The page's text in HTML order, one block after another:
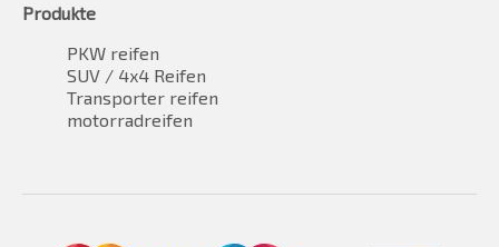
Produkte
PKW reifen
SUV / 4x4 Reifen
Transporter reifen
motorradreifen